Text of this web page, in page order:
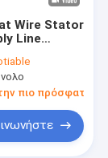
Wire Stator
Line
πιο πρόσφατη